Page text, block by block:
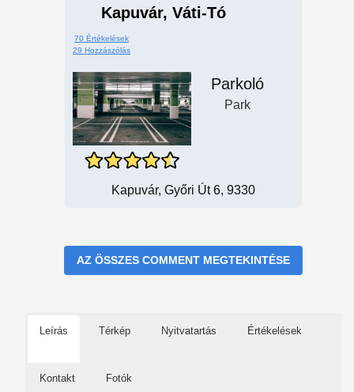
Kapuvár, Váti-Tó
70 Értékelések
29 Hozzászólás
Parkoló
Park
Kapuvár, Győri Út 6, 9330
AZ ÖSSZES COMMENT MEGTEKINTÉSE
Leírás Térkép Nyitvatartás Értékelések
Kontakt Fotók